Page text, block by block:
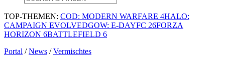
TOP-THEMEN: COD: MODERN WARFARE 4HALO:
CAMPAIGN EVOLVEDGOW: E-DAYFC 26FORZA
HORIZON 6BATTLEFIELD 6
Portal /News /Vermischtes